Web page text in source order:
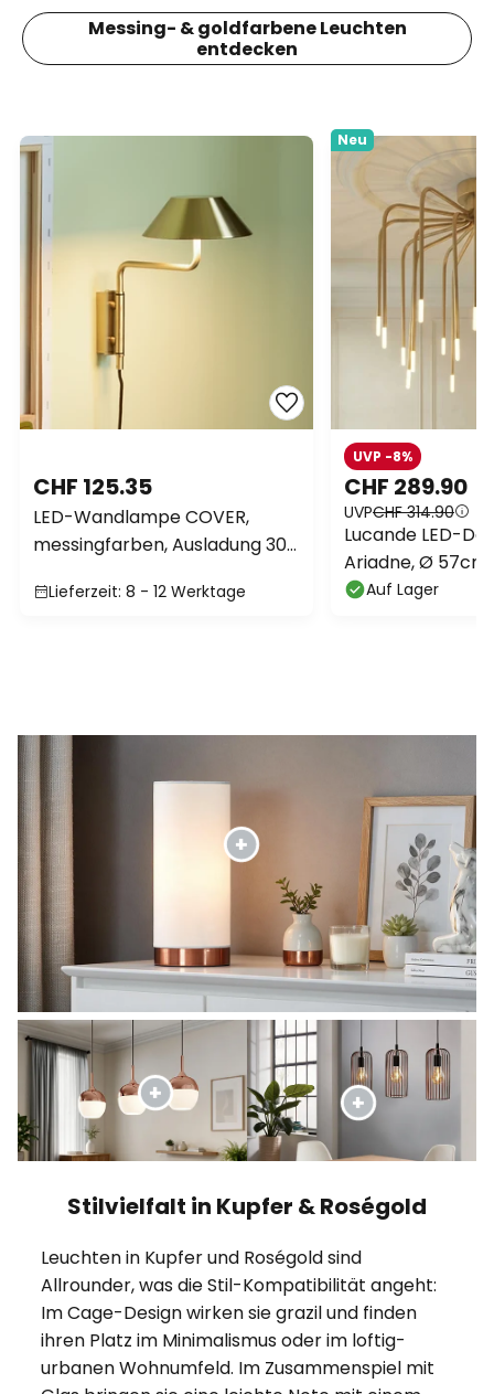
Messing- & goldfarbene Leuchten
entdecken
CHF 125.35
LED-Wandlampe COVER,
messingfarben, Ausladung 30
Lieferzeit: 8 - 12 Werktage
Neu
CHF 289.90
UVPCHF 314.90
UVP -8%
Lucande LED-
Ariadne, Ø
20-flg.
Auf Lager
Stilvielfalt in Kupfer & Roségold
Leuchten in Kupfer und Roségold sind
Allrounder, was die Stil-Kompatibilität angeht:
Im Cage-Design wirken sie grazil und finden
ihren Platz im Minimalismus oder im loftig-
urbanen Wohnumfeld. Im Zusammenspiel mit